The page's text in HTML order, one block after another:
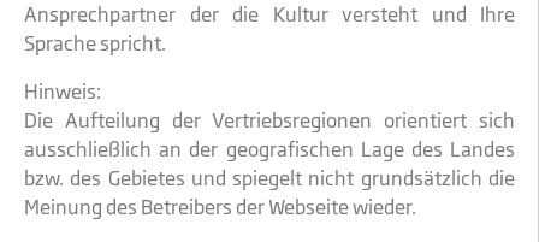
Ansprechpartner der die Kultur versteht und Ihre
Sprache spricht.
Hinweis:
Die Aufteilung der Vertriebsregionen orientiert sich
ausschließlich an der geografischen Lage des Landes
bzw. des Gebietes und spiegelt nicht grundsätzlich die
Meinung des Betreibers der Webseite wieder.